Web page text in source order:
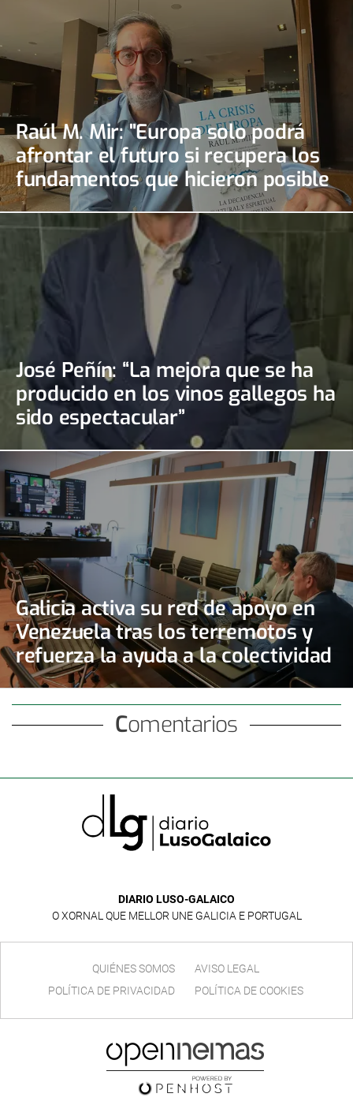
Raúl M. Mir: "Europa solo podrá
afrontar el futuro si recupera los
fundamentos que hicieron posible
su desarrollo"
José Peñín: “La mejora que se ha
producido en los vinos gallegos ha
sido espectacular”
Galicia activa su red de apoyo en
Venezuela tras los terremotos y
refuerza la ayuda a la colectividad
gallega
Comentarios
DIARIO LUSO-GALAICO
O XORNAL QUE MELLOR UNE GALICIA E PORTUGAL
QUIÉNES SOMOS
AVISO LEGAL
POLÍTICA DE PRIVACIDAD
POLÍTICA DE COOKIES